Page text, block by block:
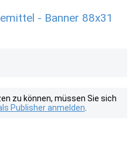
- Banner 88x31
zu können, müssen Sie sich
Publisher anmelden